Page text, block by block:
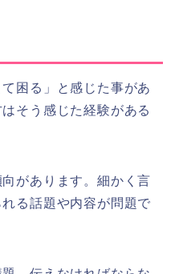
困る」と感じた事があ
そう感じた経験がある
があります。細かく言
る話題や内容が問題で